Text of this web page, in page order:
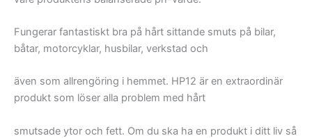
Fungerar fantastiskt bra på hårt sittande smuts på bilar,
båtar, motorcyklar, husbilar, verkstad och
även som allrengöring i hemmet. HP12 är en extraordinär
produkt som löser alla problem med hårt
smutsade ytor och fett. Om du ska ha en produkt i ditt liv så